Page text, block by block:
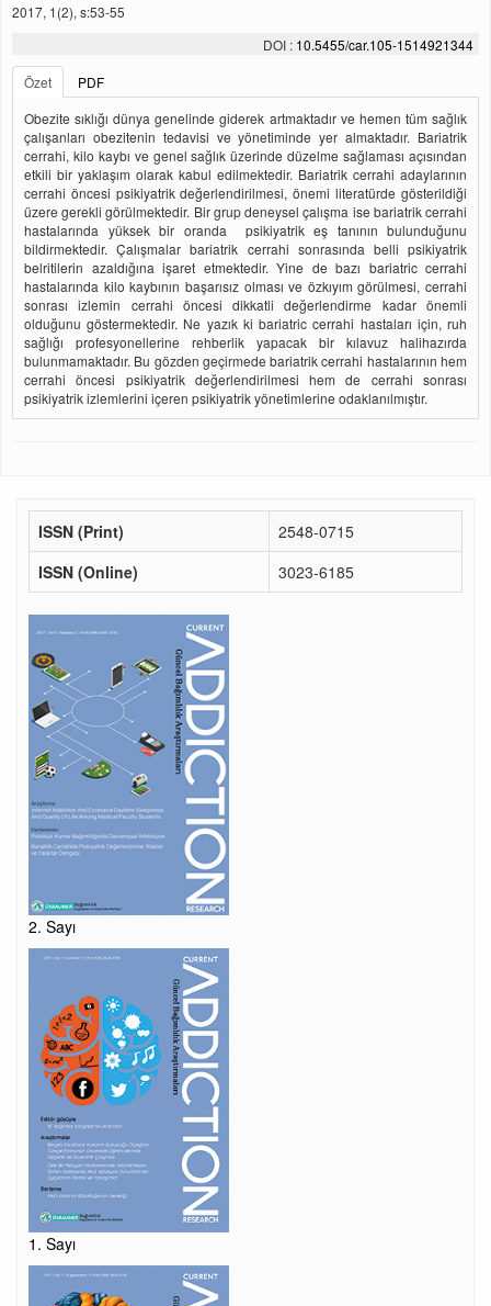
2017, 1(2), s:53-55
DOI : 10.5455/car.105-1514921344
Özet
PDF
Obezite sıklığı dünya genelinde giderek artmaktadır ve hemen tüm sağlık
çalışanları obezitenin tedavisi ve yönetiminde yer almaktadır. Bariatrik
cerrahi, kilo kaybı ve genel sağlık üzerinde düzelme sağlaması açısından
etkili bir yaklaşım olarak kabul edilmektedir. Bariatrik cerrahi adaylarının
cerrahi öncesi psikiyatrik değerlendirilmesi, önemi literatürde gösterildiği
üzere gerekli görülmektedir. Bir grup deneysel çalışma ise bariatrik cerrahi
hastalarında yüksek bir oranda psikiyatrik eş tanının bulunduğunu
bildirmektedir. Çalışmalar bariatrik cerrahi sonrasında belli psikiyatrik
belritilerin azaldığına işaret etmektedir. Yine de bazı bariatric cerrahi
hastalarında kilo kaybının başarısız olması ve özkıyım görülmesi, cerrahi
sonrası izlemin cerrahi öncesi dikkatli değerlendirme kadar önemli
olduğunu göstermektedir. Ne yazık ki bariatric cerrahi hastaları için, ruh
sağlığı profesyonellerine rehberlik yapacak bir kılavuz halihazırda
bulunmamaktadır. Bu gözden geçirmede bariatrik cerrahi hastalarının hem
cerrahi öncesi psikiyatrik değerlendirilmesi hem de cerrahi sonrası
psikiyatrik izlemlerini içeren psikiyatrik yönetimlerine odaklanılmıştır.
ISSN (Print)
2548-0715
ISSN (Online)
3023-6185
2. Sayı
1. Sayı